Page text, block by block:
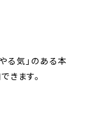
る気」のある本
きます。